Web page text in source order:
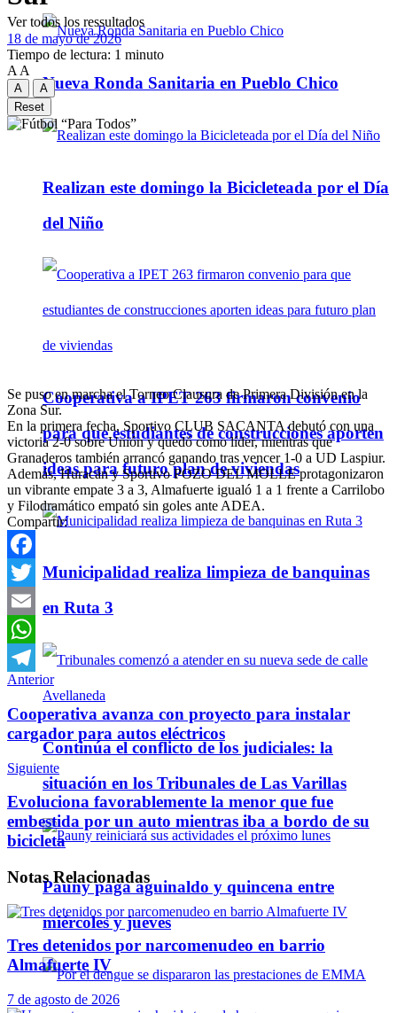
Nueva Ronda Sanitaria en Pueblo Chico
Realizan este domingo la Bicicleteada por el Día
del Niño
Cooperativa a IPET 263 firmaron convenio
para que estudiantes de construcciones aporten
ideas para futuro plan de viviendas
Municipalidad realiza limpieza de banquinas
en Ruta 3
Continúa el conflicto de los judiciales: la
situación en los Tribunales de Las Varillas
Pauny paga aguinaldo y quincena entre
miércoles y jueves
Ver todos los ressultados
18 de mayo de 2026
Tiempo de lectura: 1 minuto
A A
A
A
Reset
Se puso en marcha el Torneo Clausura de Primera División en la
Zona Sur.
En la primera fecha, Sportivo CLUB SACANTA debutó con una
victoria 2-0 sobre Unión y quedó como líder, mientras que
Granaderos también arrancó ganando tras vencer 1-0 a UD Laspiur.
Además, Huracán y Sportivo POZO DEL MOLLE protagonizaron
un vibrante empate 3 a 3, Almafuerte igualó 1 a 1 frente a Carrilobo
y Filodramático empató sin goles ante ADEA.
Compartir:
Facebook
Twitter
Email
WhatsApp
Telegram
Anterior
Cooperativa avanza con proyecto para instalar
cargador para autos eléctricos
Siguiente
Evoluciona favorablemente la menor que fue
embestida por un auto mientras iba a bordo de su
bicicleta
NotasRelacionadas
Tres detenidos por narcomenudeo en barrio
Almafuerte IV
7 de agosto de 2026